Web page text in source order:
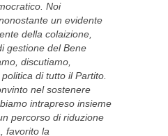
Noi
un evidente
della colaizione,
gestione del Bene
discutiamo,
di tutto il Partito.
nel sostenere
intrapreso insieme
percorso di riduzione
favorito la